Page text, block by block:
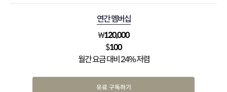
연간 멤버십
₩120,000
$100
월간 요금 대비 24% 저렴
유료 구독하기